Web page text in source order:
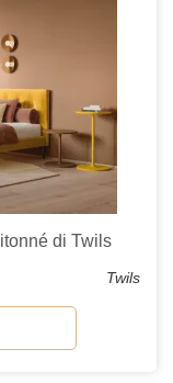
di Twils
Twils